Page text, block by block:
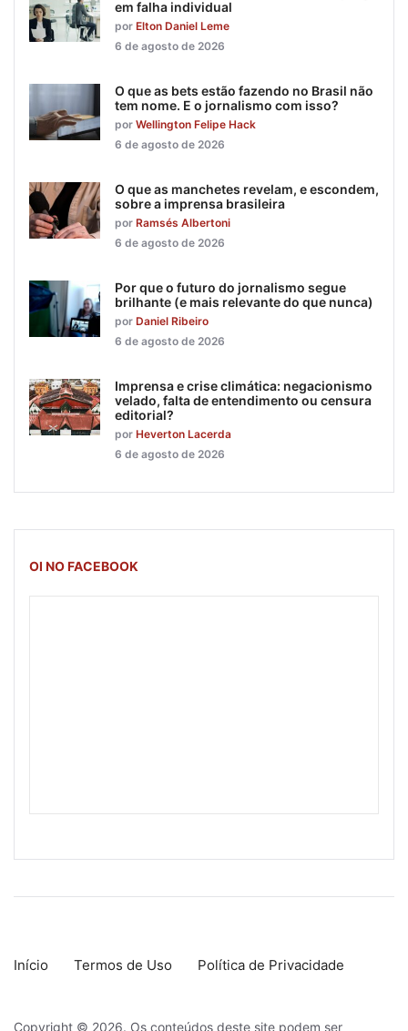
em falha individual
por Elton Daniel Leme
6 de agosto de 2026
O que as bets estão fazendo no Brasil não
tem nome. E o jornalismo com isso?
por Wellington Felipe Hack
6 de agosto de 2026
O que as manchetes revelam, e escondem,
sobre a imprensa brasileira
por Ramsés Albertoni
6 de agosto de 2026
Por que o futuro do jornalismo segue
brilhante (e mais relevante do que nunca)
por Daniel Ribeiro
6 de agosto de 2026
Imprensa e crise climática: negacionismo
velado, falta de entendimento ou censura
editorial?
por Heverton Lacerda
6 de agosto de 2026
OI NO FACEBOOK
Início Termos de Uso Política de Privacidade
Copyright © 2026. Os conteúdos deste site podem ser